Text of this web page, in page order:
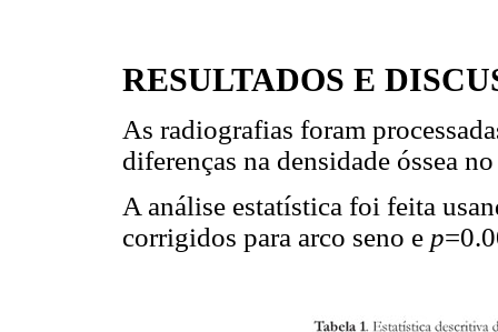
RESULTADOS E
As radiografias foram
diferenças na densidade óssea
A análise estatística foi feita
corrigidos para arco seno e p